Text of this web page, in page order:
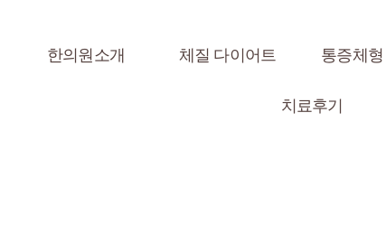
한의원소개 체질 다이어트 통증체형
치료후기